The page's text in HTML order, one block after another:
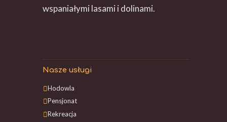
wspaniałymi lasami i dolinami.
Nasze usługi
Hodowla
Pensjonat
Rekreacja